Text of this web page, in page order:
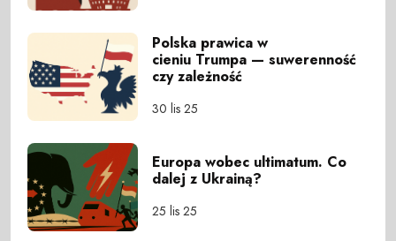
Polska prawica w
cieniu Trumpa — suwerenność
czy zależność
30 lis 25
Europa wobec ultimatum. Co
dalej z Ukrainą?
25 lis 25